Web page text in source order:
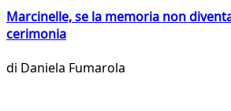
Marcinelle, se la memoria non
cerimonia
di Daniela Fumarola